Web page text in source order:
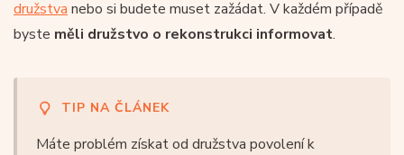
družstva nebo si budete muset zažádat. V každém případě
byste měli družstvo o rekonstrukci informovat.
TIP NA ČLÁNEK
Máte problém získat od družstva povolení k